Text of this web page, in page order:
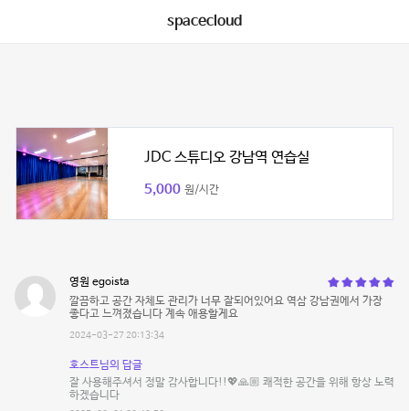
spacecloud
JDC 스튜디오 강남역 연습실
5,000 원/시간
영원 egoista
깔끔하고 공간 자체도 관리가 너무 잘되어있어요 역삼 강남권에서 가장
좋다고 느껴졌습니다 계속 애용할게요
2024-03-27 20:13:34
호스트님의 답글
잘 사용해주셔서 정말 감사합니다!!💖🙏🏼 쾌적한 공간을 위해 항상 노력
하겠습니다